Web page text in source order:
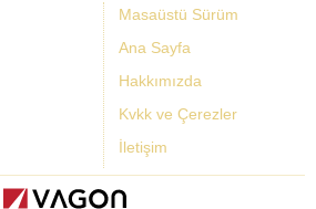
Masaüstü Sürüm
Ana Sayfa
Hakkımızda
Kvkk ve Çerezler
İletişim